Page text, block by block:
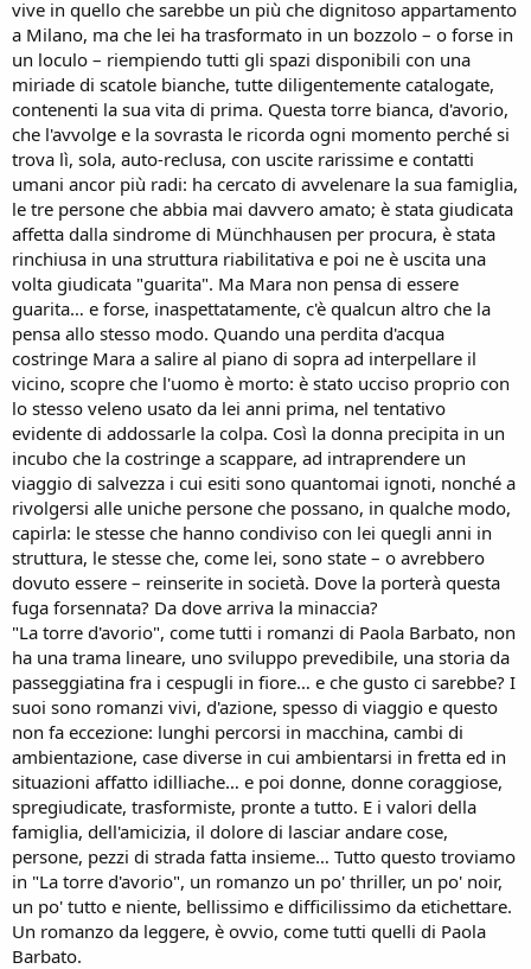
vive in quello che sarebbe un più che dignitoso appartamento
a Milano, ma che lei ha trasformato in un bozzolo – o forse in
un loculo – riempiendo tutti gli spazi disponibili con una
miriade di scatole bianche, tutte diligentemente catalogate,
contenenti la sua vita di prima. Questa torre bianca, d'avorio,
che l'avvolge e la sovrasta le ricorda ogni momento perché si
trova lì, sola, auto-reclusa, con uscite rarissime e contatti
umani ancor più radi: ha cercato di avvelenare la sua famiglia,
le tre persone che abbia mai davvero amato; è stata giudicata
affetta dalla sindrome di Münchhausen per procura, è stata
rinchiusa in una struttura riabilitativa e poi ne è uscita una
volta giudicata "guarita". Ma Mara non pensa di essere
guarita… e forse, inaspettatamente, c'è qualcun altro che la
pensa allo stesso modo. Quando una perdita d'acqua
costringe Mara a salire al piano di sopra ad interpellare il
vicino, scopre che l'uomo è morto: è stato ucciso proprio con
lo stesso veleno usato da lei anni prima, nel tentativo
evidente di addossarle la colpa. Così la donna precipita in un
incubo che la costringe a scappare, ad intraprendere un
viaggio di salvezza i cui esiti sono quantomai ignoti, nonché a
rivolgersi alle uniche persone che possano, in qualche modo,
capirla: le stesse che hanno condiviso con lei quegli anni in
struttura, le stesse che, come lei, sono state – o avrebbero
dovuto essere – reinserite in società. Dove la porterà questa
fuga forsennata? Da dove arriva la minaccia?
"La torre d'avorio", come tutti i romanzi di Paola Barbato, non
ha una trama lineare, uno sviluppo prevedibile, una storia da
passeggiatina fra i cespugli in fiore… e che gusto ci sarebbe? I
suoi sono romanzi vivi, d'azione, spesso di viaggio e questo
non fa eccezione: lunghi percorsi in macchina, cambi di
ambientazione, case diverse in cui ambientarsi in fretta ed in
situazioni affatto idilliache… e poi donne, donne coraggiose,
spregiudicate, trasformiste, pronte a tutto. E i valori della
famiglia, dell'amicizia, il dolore di lasciar andare cose,
persone, pezzi di strada fatta insieme… Tutto questo troviamo
in "La torre d'avorio", un romanzo un po' thriller, un po' noir,
un po' tutto e niente, bellissimo e difficilissimo da etichettare.
Un romanzo da leggere, è ovvio, come tutti quelli di Paola
Barbato.